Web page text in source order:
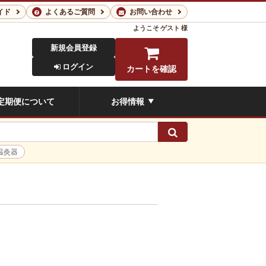
ド よくあるご質問 お問い合わせ
ようこそゲスト 様
新規会員登録
ログイン
カートを確認
期便について お得情報 ▼
検索
灸器